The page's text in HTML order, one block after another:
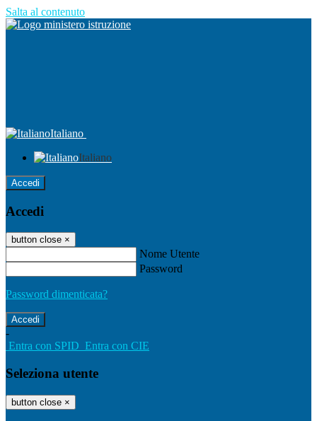
Salta al contenuto
Italiano
Italiano
Accedi
Accedi
button close ×
Nome Utente
Password
Password dimenticata?
-
Entra con SPID Entra con CIE
Seleziona utente
button close ×